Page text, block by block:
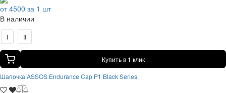
от 4500 за 1 шт
В наличии
I II
Купить в 1 клик
Шапочка ASSOS Endurance Cap P1 Black Series